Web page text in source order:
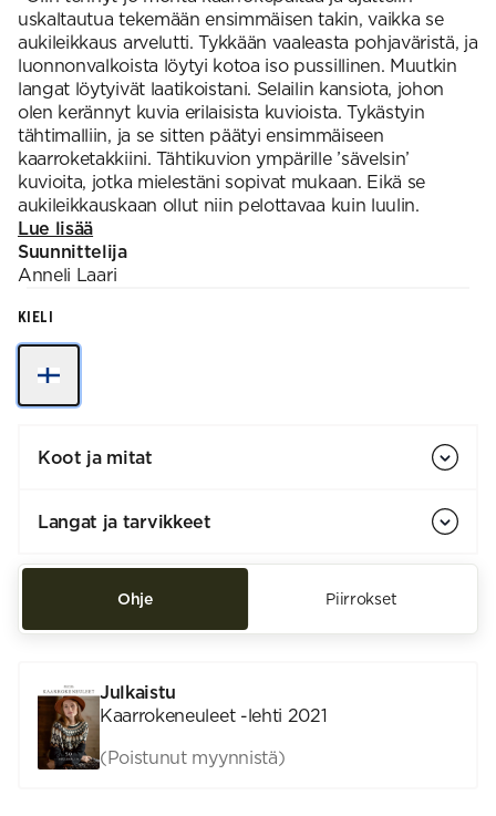
uskaltautua tekemään ensimmäisen takin, vaikka se
aukileikkaus arvelutti. Tykkään vaaleasta pohjaväristä, ja
luonnonvalkoista löytyi kotoa iso pussillinen. Muutkin
langat löytyivät laatikoistani. Selailin kansiota, johon
olen kerännyt kuvia erilaisista kuvioista. Tykästyin
tähtimalliin, ja se sitten päätyi ensimmäiseen
kaarroketakkiini. Tähtikuvion ympärille ’sävelsin’
kuvioita, jotka mielestäni sopivat mukaan. Eikä se
aukileikkauskaan ollut niin pelottavaa kuin luulin.
Lue lisää
Suunnittelija
Anneli Laari
KIELI
Koot ja mitat
Langat ja tarvikkeet
Ohje Piirrokset
Julkaistu
Kaarrokeneuleet -lehti 2021
(Poistunut myynnistä)